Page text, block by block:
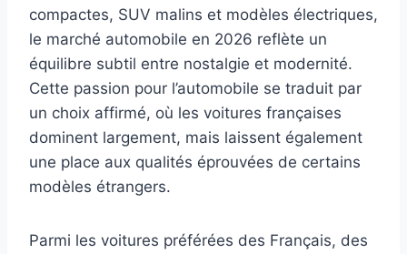
compactes, SUV malins et modèles électriques,
le marché automobile en 2026 reflète un
équilibre subtil entre nostalgie et modernité.
Cette passion pour l’automobile se traduit par
un choix affirmé, où les voitures françaises
dominent largement, mais laissent également
une place aux qualités éprouvées de certains
modèles étrangers.
Parmi les voitures préférées des Français, des